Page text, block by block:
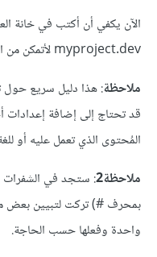
myproject.dev لأتمكن من استعراض المشروعين.
ملاحظة
قد تحتاج إلى إضافة إعدادات
المُحتوى الذي تعمل عليه أو
ملاحظة2 : ستجد في الشفرات
بمحرف #) تركت لتبيين بعض
واحدة وفعلها حسب الحاجة.